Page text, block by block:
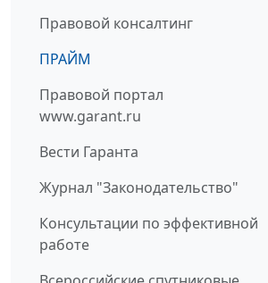
Правовой консалтинг
ПРАЙМ
Правовой портал
www.garant.ru
Вести Гаранта
Журнал "Законодательство"
Консультации по эффективной
работе